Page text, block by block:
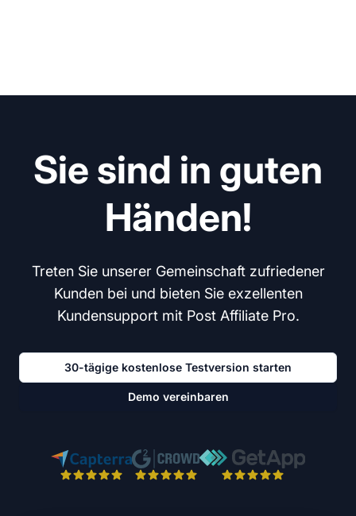
Sie sind in guten
Händen!
Treten Sie unserer Gemeinschaft zufriedener
Kunden bei und bieten Sie exzellenten
Kundensupport mit Post Affiliate Pro.
30-tägige kostenlose Testversion starten
Demo vereinbaren